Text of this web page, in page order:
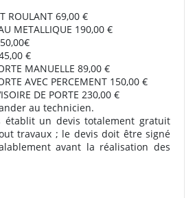
ROULANT 69,00 €
METALLIQUE 190,00 €
€
MANUELLE 89,00 €
AVEC PERCEMENT 150,00 €
DE PORTE 230,00 €
au technicien.
établit un devis totalement gratuit
travaux ; le devis doit être signé
avant la réalisation des